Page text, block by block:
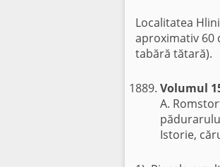
Localitatea
aproximativ 60
tabără tătară).
Volumul
A.
Istorie,